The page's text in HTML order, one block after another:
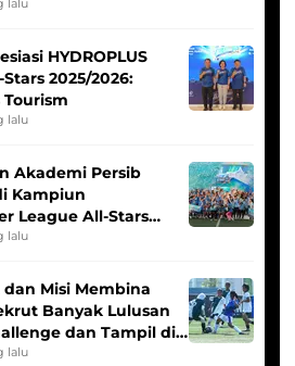
lalu
HYDROPLUS
2025/2026:
Tourism
lalu
Akademi Persib
Kampiun
League All-Stars
lalu
Misi Membina
Banyak Lulusan
dan Tampil di
League
lalu